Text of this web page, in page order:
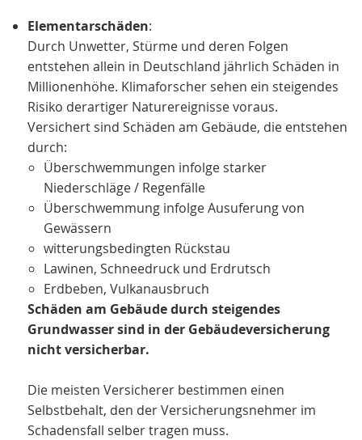
Elementarschäden:
Durch Unwetter, Stürme und deren Folgen
entstehen allein in Deutschland jährlich Schäden in
Millionenhöhe. Klimaforscher sehen ein steigendes
Risiko derartiger Naturereignisse voraus.
Versichert sind Schäden am Gebäude, die entstehen
durch:
Überschwemmungen infolge starker
Niederschläge / Regenfälle
Überschwemmung infolge Ausuferung von
Gewässern
witterungsbedingten Rückstau
Lawinen, Schneedruck und Erdrutsch
Erdbeben, Vulkanausbruch
Schäden am Gebäude durch steigendes
Grundwasser sind in der Gebäudeversicherung
nicht versicherbar.
Die meisten Versicherer bestimmen einen
Selbstbehalt, den der Versicherungsnehmer im
Schadensfall selber tragen muss.